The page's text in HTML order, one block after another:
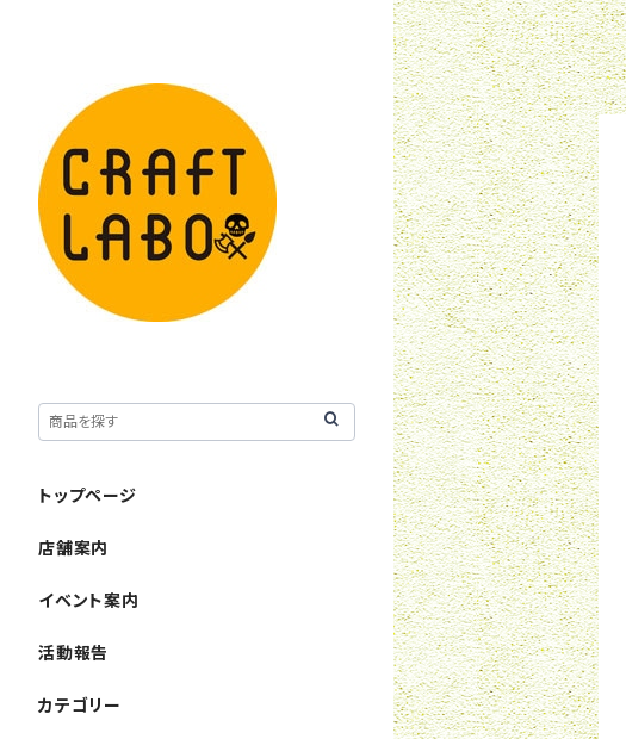
トップページ
店舗案内
イベント案内
活動報告
カテゴリー